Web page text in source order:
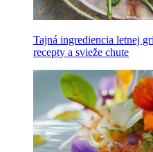
Tajná ingrediencia letnej
recepty a svieže chute